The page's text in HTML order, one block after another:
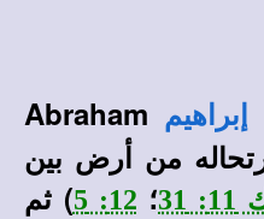
إبراهيم
Abraham
من أرض بين
31 ؛ 12: 5
) ثم